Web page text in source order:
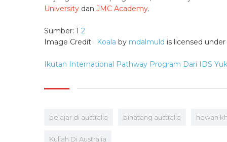
University dan JMC Academy.
Sumber: 1 2
Image Credit : Koala by mdalmuld is licensed under
Ikutan International Pathway Program Dari IDS
belajar di australia binatang australia hewan
Kuliah Di Australia